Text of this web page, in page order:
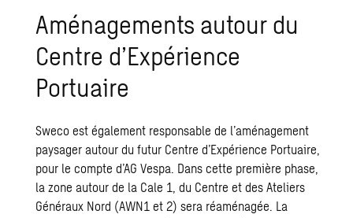
Aménagements autour du
Centre d’Expérience
Portuaire
Sweco est également responsable de l’aménagement
paysager autour du futur Centre d’Expérience Portuaire,
pour le compte d’AG Vespa. Dans cette première phase,
la zone autour de la Cale 1, du Centre et des Ateliers
Généraux Nord (AWN1 et 2) sera réaménagée. La